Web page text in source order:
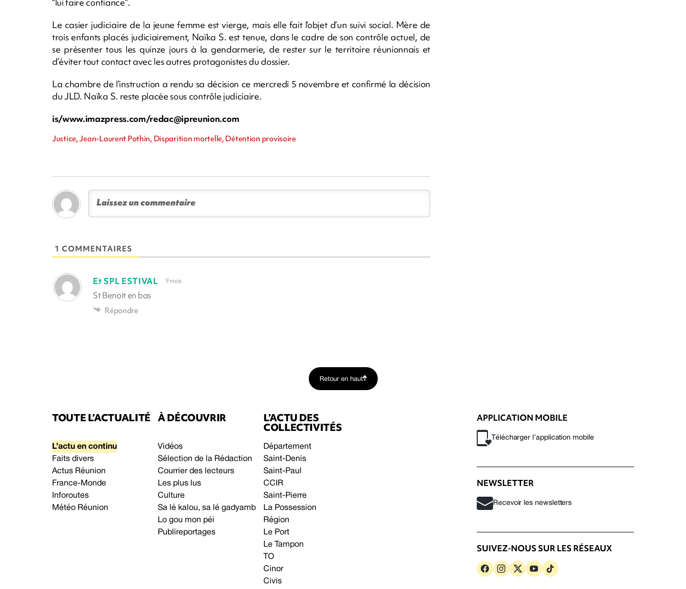
Le casier judiciaire de la jeune femme est vierge, mais elle fait l’objet d’un suivi social. Mère de
trois enfants placés judiciairement, Naïka S. est tenue, dans le cadre de son contrôle actuel, de
se présenter tous les quinze jours à la gendarmerie, de rester sur le territoire réunionnais et
d’éviter tout contact avec les autres protagonistes du dossier.
La chambre de l’instruction a rendu sa décision ce mercredi 5 novembre et confirmé la décision
du JLD. Naïka S. reste placée sous contrôle judiciaire.
is/www.imazpress.com/redac@ipreunion.com
Justice, Jean-Laurent Pothin, Disparition mortelle, Détention provisoire
1 COMMENTAIRES
Et SPL ESTIVAL 9 mois
St Benoit en bas
Répondre
Retour en haut
TOUTE L’ACTUALITÉ
L’actu en continu
Faits divers
Actus Réunion
France-Monde
Inforoutes
Météo Réunion
À DÉCOUVRIR
Vidéos
Sélection de la Rédaction
Courrier des lecteurs
Les plus lus
Culture
Sa lé kalou, sa lé gadyamb
Lo gou mon péi
Publireportages
L’ACTU DES
COLLECTIVITÉS
Département
Saint-Denis
Saint-Paul
CCIR
Saint-Pierre
La Possession
Région
Le Port
Le Tampon
TO
Cinor
Civis
APPLICATION MOBILE
Télécharger l’application mobile
NEWSLETTER
Recevoir les newsletters
SUIVEZ-NOUS SUR LES RÉSEAUX